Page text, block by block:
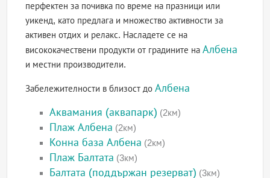
перфектен за почивка по време на празници или
уикенд, като предлага и множество активности за
активен отдих и релакс. Насладете се на
висококачествени продукти от градините наАлбена
и местни производители.
Забележителности в близост доАлбена
Аквамания (аквапарк) (2км)
Плаж Албена (2км)
Конна база Албена (2км)
Плаж Балтата (3км)
Балтата (поддържан резерват) (3км)